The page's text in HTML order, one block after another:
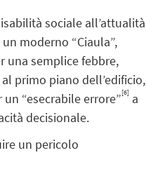
sociale all’attualità
moderno “Ciaula”,
una semplice febbre,
primo piano dell’edificio,
“esecrabile errore”[6] a
decisionale.
un pericolo